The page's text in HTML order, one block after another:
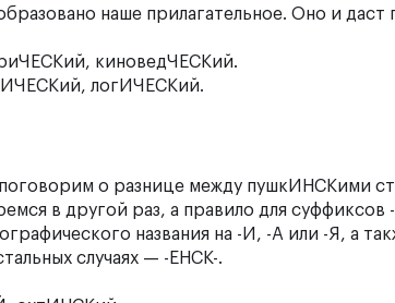
наше прилагательное. Оно и даст
киноведЧЕСКий.
логИЧЕСКий.
поговорим о разнице между пушкИНСКими
в другой раз, а правило для
названия на -И, -А или -Я, а
случаях — -ЕНСК-.